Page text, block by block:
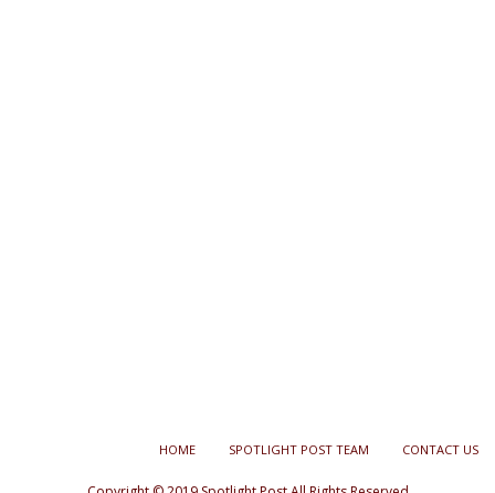
HOME SPOTLIGHT POST TEAM CONTACT US